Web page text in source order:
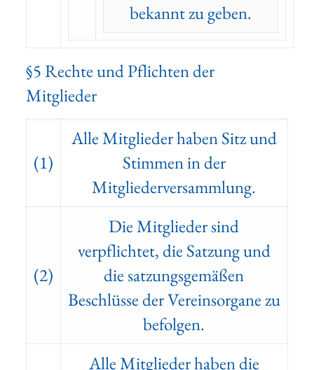
bekannt zu geben.
§5 Rechte und Pflichten der
Mitglieder
(1)
Alle Mitglieder haben Sitz und
Stimmen in der
Mitgliederversammlung.
(2)
Die Mitglieder sind
verpflichtet, die Satzung und
die satzungsgemäßen
Beschlüsse der Vereinsorgane zu
befolgen.
Alle Mitglieder haben die